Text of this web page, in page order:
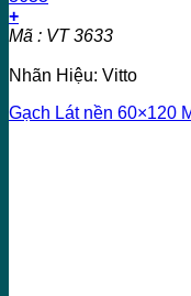
+
Mã : VT 3633
Nhãn Hiệu: Vitto
Gạch Lát nền 60×120